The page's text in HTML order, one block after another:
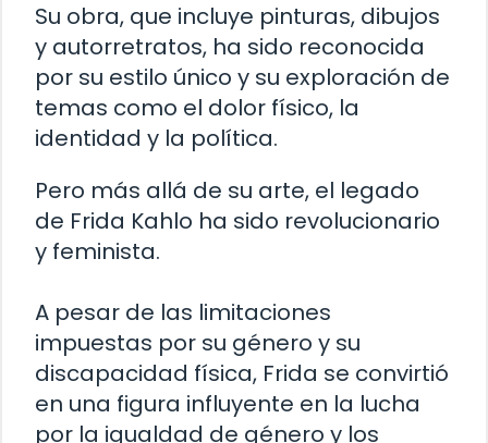
Su obra, que incluye pinturas, dibujos
y autorretratos, ha sido reconocida
por su estilo único y su exploración de
temas como el dolor físico, la
identidad y la política.
Pero más allá de su arte, el legado
de Frida Kahlo ha sido revolucionario
y feminista.
A pesar de las limitaciones
impuestas por su género y su
discapacidad física, Frida se convirtió
en una figura influyente en la lucha
por la igualdad de género y los